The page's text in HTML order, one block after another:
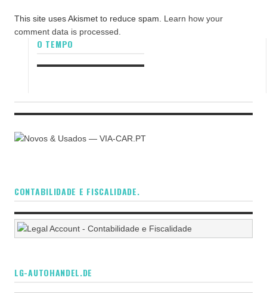
This site uses Akismet to reduce spam. Learn how your
comment data is processed.
O TEMPO
CONTABILIDADE E FISCALIDADE.
LG-AUTOHANDEL.DE